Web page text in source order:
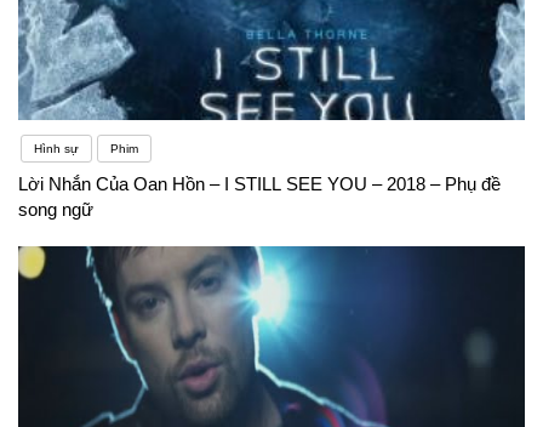
Hình sự Phim
Lời Nhắn Của Oan Hồn – I STILL SEE YOU – 2018 – Phụ đề
song ngữ